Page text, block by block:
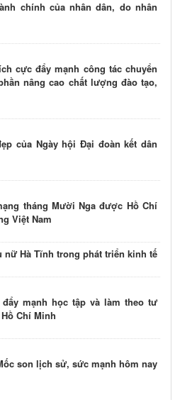
chính của nhân dân, do nhân
cực đẩy mạnh công tác chuyển
nâng cao chất lượng đào tạo,
của Ngày hội Đại đoàn kết dân
tháng Mười Nga được Hồ Chí
Việt Nam
nữ Hà Tĩnh trong phát triển kinh tế
mạnh học tập và làm theo tư
Chí Minh
son lịch sử, sức mạnh hôm nay